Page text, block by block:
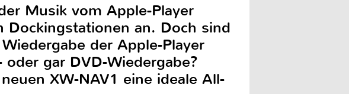
Musik vom Apple-Player
an. Doch sind
der Apple-Player
gar DVD-Wiedergabe?
XW-NAV1 eine ideale All-